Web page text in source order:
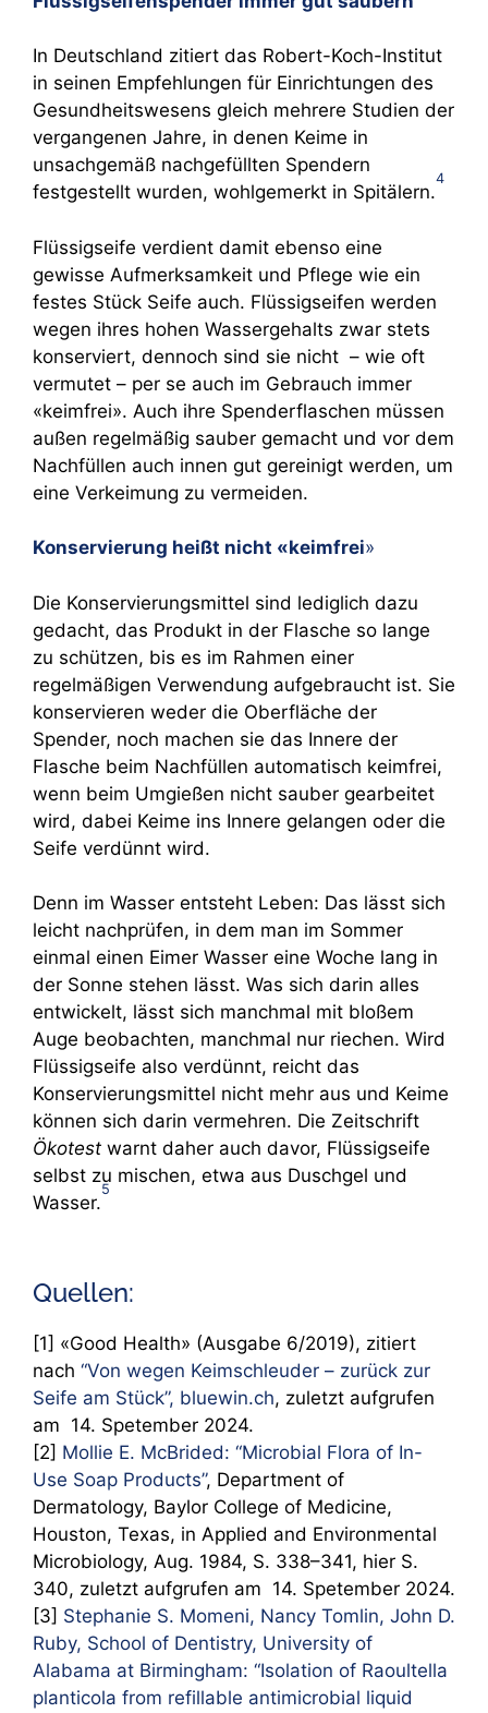
In Deutschland zitiert das Robert-Koch-Institut
in seinen Empfehlungen für Einrichtungen des
Gesundheitswesens gleich mehrere Studien der
vergangenen Jahre, in denen Keime in
unsachgemäß nachgefüllten Spendern
festgestellt wurden, wohlgemerkt in Spitälern.
4
Flüssigseife verdient damit ebenso eine
gewisse Aufmerksamkeit und Pflege wie ein
festes Stück Seife auch. Flüssigseifen werden
wegen ihres hohen Wassergehalts zwar stets
konserviert, dennoch sind sie nicht – wie oft
vermutet – per se auch im Gebrauch immer
«keimfrei». Auch ihre Spenderflaschen müssen
außen regelmäßig sauber gemacht und vor dem
Nachfüllen auch innen gut gereinigt werden, um
eine Verkeimung zu vermeiden.
Konservierung heißt nicht «keimfrei»
Die Konservierungsmittel sind lediglich dazu
gedacht, das Produkt in der Flasche so lange
zu schützen, bis es im Rahmen einer
regelmäßigen Verwendung aufgebraucht ist. Sie
konservieren weder die Oberfläche der
Spender, noch machen sie das Innere der
Flasche beim Nachfüllen automatisch keimfrei,
wenn beim Umgießen nicht sauber gearbeitet
wird, dabei Keime ins Innere gelangen oder die
Seife verdünnt wird.
Denn im Wasser entsteht Leben: Das lässt sich
leicht nachprüfen, in dem man im Sommer
einmal einen Eimer Wasser eine Woche lang in
der Sonne stehen lässt. Was sich darin alles
entwickelt, lässt sich manchmal mit bloßem
Auge beobachten, manchmal nur riechen. Wird
Flüssigseife also verdünnt, reicht das
Konservierungsmittel nicht mehr aus und Keime
können sich darin vermehren. Die Zeitschrift
Ökotest warnt daher auch davor, Flüssigseife
selbst zu mischen, etwa aus Duschgel und
Wasser.
5
Quellen:
[1] «Good Health» (Ausgabe 6/2019), zitiert
nach “Von wegen Keimschleuder – zurück zur
Seife am Stück”, bluewin.ch, zuletzt aufgrufen
am 14. Spetember 2024.
[2] Mollie E. McBrided: “Microbial Flora of In-
Use Soap Products”, Department of
Dermatology, Baylor College of Medicine,
Houston, Texas, in Applied and Environmental
Microbiology, Aug. 1984, S. 338–341, hier S.
340, zuletzt aufgrufen am 14. Spetember 2024.
[3] Stephanie S. Momeni, Nancy Tomlin, John D.
Ruby, School of Dentistry, University of
Alabama at Birmingham: “Isolation of Raoultella
planticola from refillable antimicrobial liquid